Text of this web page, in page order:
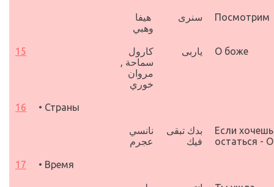
هيفا
وهبي
سنرى Посмотрим
15
كارول
سماحة ,
مروان
خوري‎
ياربى О боже
16 • Страны
نانسي
عجرم
بدك تبقى
فيك
Если хочешь
остаться -
17 • Время